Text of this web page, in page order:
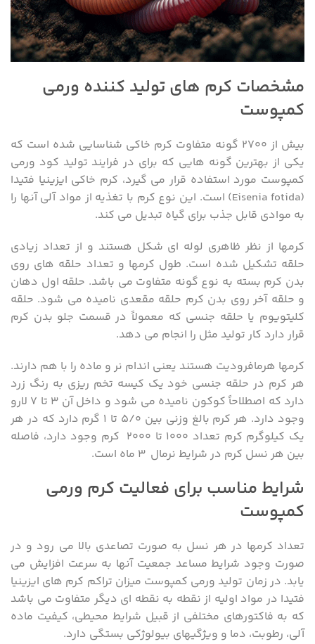
مشخصات کرم های تولید کننده ورمی
کمپوست
بیش از ۲۷۰۰ گونه متفاوت کرم خاکی شناسایی شده است که
یکی از بهترین گونه هایی که برای در فرایند تولید کود ورمی
کمپوست مورد استفاده قرار می گیرد، کرم خاکی ایزینیا فتیدا
(Eisenia fotida) است. این نوع کرم با تغذیه از مواد آلی آنها را
به موادی قابل جذب برای گیاه تبدیل می کند.
کرمها از نظر ظاهری لوله ای شکل هستند و از تعداد زیادی
حلقه تشکیل شده است. طول کرمها و تعداد حلقه های روی
بدن کرم بسته به نوع گونه متفاوت می باشد. حلقه اول دهان
و حلقه آخر روی بدن کرم حلقه مقعدی نامیده می شود. حلقه
کلیتویوم یا حلقه جنسی که معمولاً در قسمت جلو بدن کرم
قرار دارد کار تولید مثل را انجام می دهد.
کرمها هرمافرودیت هستند یعنی اندام نر و ماده را با هم دارند.
هر کرم در حلقه جنسی خود یک کیسه تخم ریزی به رنگ زرد
دارد که اصطلاحاً کوکون نامیده می شود و داخل آن ۳ تا ۷ لارو
وجود دارد. هر کرم بالغ وزنی بین ۵/۰ تا ۱ گرم دارد که در هر
یک کیلوگرم کرم تعداد ۱۰۰۰ تا ۲۰۰۰ کرم وجود دارد، فاصله
بین هر نسل کرم در شرایط نرمال ۳ ماه است.
شرایط مناسب برای فعالیت کرم ورمی
کمپوست
تعداد کرمها در هر نسل به صورت تصاعدی بالا می رود و در
صورت وجود شرایط مساعد جمعیت آنها به سرعت افزایش می
یابد. در زمان تولید ورمی کمپوست میزان تراکم کرم های ایزینیا
فتیدا در مواد اولیه از نقطه به نقطه ای دیگر متفاوت می باشد
که به فاکتورهای مختلفی از قبیل شرایط محیطی، کیفیت ماده
آلی، رطوبت، دما و ویژگیهای بیولوژکی بستگی دارد.